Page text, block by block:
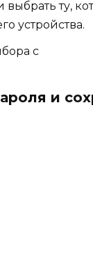
выбрать ту,
устройства.
с
и